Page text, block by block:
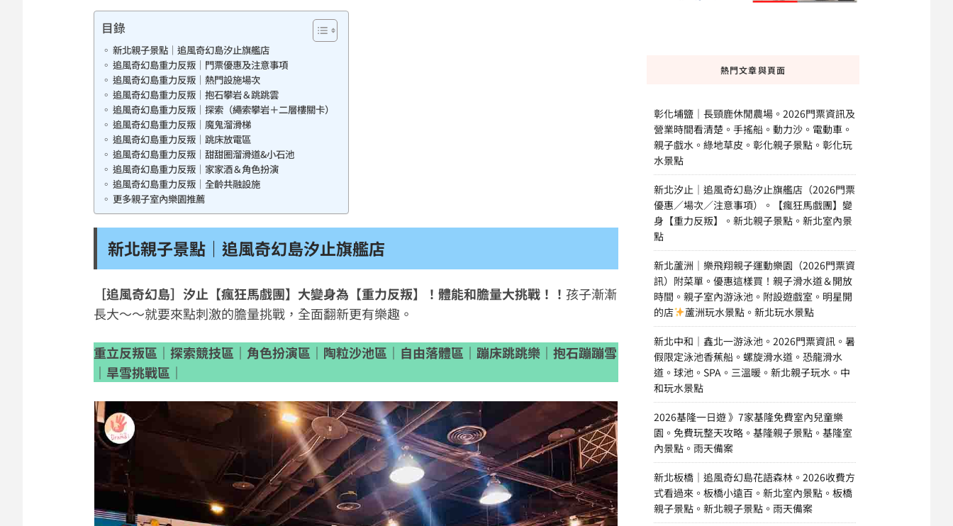
目錄
新北親子景點｜追風奇幻島汐止旗艦店
追風奇幻島重力反叛｜門票優惠及注意事項
追風奇幻島重力反叛｜熱門設施場次
追風奇幻島重力反叛｜抱石攀岩＆跳跳雲
追風奇幻島重力反叛｜探索（繩索攀岩＋二層樓關卡）
追風奇幻島重力反叛｜魔鬼溜滑梯
追風奇幻島重力反叛｜跳床放電區
追風奇幻島重力反叛｜甜甜圈溜滑道&小石池
追風奇幻島重力反叛｜家家酒＆角色扮演
追風奇幻島重力反叛｜全齡共融設施
更多親子室內樂園推薦
新北親子景點｜追風奇幻島汐止旗艦店
［追風奇幻島］汐止【瘋狂馬戲團】大變身為【重力反叛】！體能和膽量大挑戰！！ 孩子漸漸
長大～～就要來點刺激的膽量挑戰，全面翻新更有樂趣。
重立反叛區｜探索競技區｜角色扮演區｜陶粒沙池區｜自由落體區｜蹦床跳跳樂｜抱石蹦蹦雪
｜旱雪挑戰區｜
熱門文章與頁面
彰化埔鹽｜長頸鹿休閒農場。2026門票資訊及
營業時間看清楚。手搖船。動力沙。電動車。
親子戲水。綠地草皮。彰化親子景點。彰化玩
水景點
新北汐止｜追風奇幻島汐止旗艦店（2026門票
優惠／場次／注意事項）。【瘋狂馬戲團】變
身【重力反叛】。新北親子景點。新北室內景
點
新北蘆洲｜樂飛翔親子運動樂園（2026門票資
訊）附菜單。優惠這樣買！親子滑水道＆開放
時間。親子室內游泳池。附設遊戲室。明星開
的店
蘆洲玩水景點。新北玩水景點
新北中和｜鑫北一游泳池。2026門票資訊。暑
假限定泳池香蕉船。螺旋滑水道。恐龍滑水
道。球池。SPA。三溫暖。新北親子玩水。中
和玩水景點
2026基隆一日遊 》7家基隆免費室內兒童樂
園。免費玩整天攻略。基隆親子景點。基隆室
內景點。雨天備案
新北板橋｜追風奇幻島花語森林。2026收費方
式看過來。板橋小遠百。新北室內景點。板橋
親子景點。新北親子景點。雨天備案